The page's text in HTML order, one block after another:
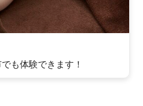
も体験できます！